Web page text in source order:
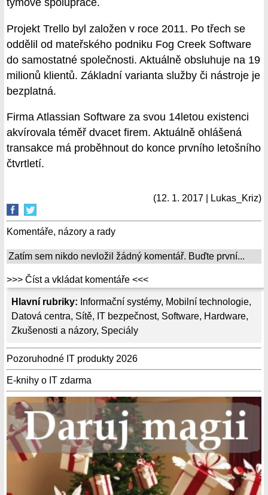
Hlavní rubriky: Informační systémy, Mobilní technologie,
Datová centra, Sítě, IT bezpečnost, Software, Hardware,
Zkušenosti a názory, Speciály
Pozoruhodné IT produkty 2026
E-knihy o IT zdarma
týmové spolupráce.
Projekt Trello byl založen v roce 2011. Po třech se
oddělil od mateřského podniku Fog Creek Software
do samostatné společnosti. Aktuálně obsluhuje na 19
milionů klientů. Základní varianta služby či nástroje je
bezplatná.
Firma Atlassian Software za svou 14letou existenci
akvírovala téměř dvacet firem. Aktuálně ohlášená
transakce má proběhnout do konce prvního letošního
čtvrtletí.
(12. 1. 2017 | Lukas_Kriz)
Komentáře, názory a rady
Zatím sem nikdo nevložil žádný komentář. Buďte první...
>>> Číst a vkládat komentáře <<<